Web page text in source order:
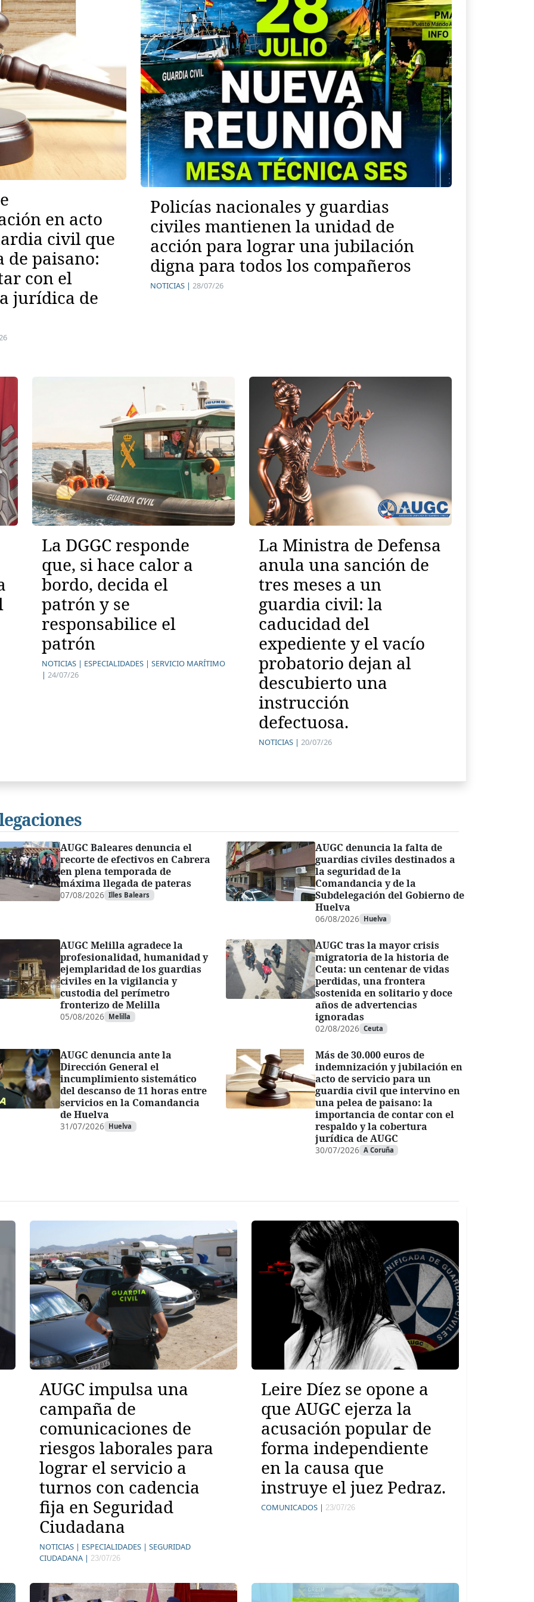
en acto
civil que
paisano:
con el
jurídica de
Policías nacionales y guardias
civiles mantienen la unidad de
acción para lograr una jubilación
digna para todos los compañeros
NOTICIAS | 28/07/26
La DGGC responde
que, si hace calor a
bordo, decida el
patrón y se
responsabilice el
patrón
NOTICIAS | ESPECIALIDADES | SERVICIO MARÍTIMO
| 24/07/26
La Ministra de Defensa
anula una sanción de
tres meses a un
guardia civil: la
caducidad del
expediente y el vacío
probatorio dejan al
descubierto una
instrucción
defectuosa.
NOTICIAS | 20/07/26
AUGC Baleares denuncia el
recorte de efectivos en Cabrera
en plena temporada de
máxima llegada de pateras
07/08/2026 Illes Balears
AUGC denuncia la falta de
guardias civiles destinados a
la seguridad de la
Comandancia y de la
Subdelegación del Gobierno de
Huelva
06/08/2026 Huelva
AUGC Melilla agradece la
profesionalidad, humanidad y
ejemplaridad de los guardias
civiles en la vigilancia y
custodia del perímetro
fronterizo de Melilla
05/08/2026 Melilla
AUGC tras la mayor crisis
migratoria de la historia de
Ceuta: un centenar de vidas
perdidas, una frontera
sostenida en solitario y doce
años de advertencias
ignoradas
02/08/2026 Ceuta
AUGC denuncia ante la
Dirección General el
incumplimiento sistemático
del descanso de 11 horas entre
servicios en la Comandancia
de Huelva
31/07/2026 Huelva
Más de 30.000 euros de
indemnización y jubilación en
acto de servicio para un
guardia civil que intervino en
una pelea de paisano: la
importancia de contar con el
respaldo y la cobertura
jurídica de AUGC
30/07/2026 A Coruña
AUGC impulsa una
campaña de
comunicaciones de
riesgos laborales para
lograr el servicio a
turnos con cadencia
fija en Seguridad
Ciudadana
NOTICIAS | ESPECIALIDADES | SEGURIDAD
CIUDADANA | 23/07/26
Leire Díez se opone a
que AUGC ejerza la
acusación popular de
forma independiente
en la causa que
instruye el juez Pedraz.
COMUNICADOS | 23/07/26